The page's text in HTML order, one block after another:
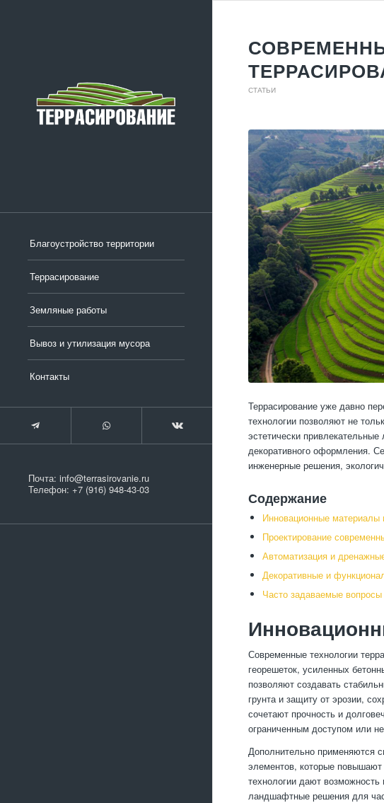
Благоустройство территории
Террасирование
Земляные работы
Вывоз и утилизация мусора
Контакты
Почта: info@terrasirovanie.ru
Телефон: +7 (916) 948-43-03
СТАТЬИ
Террасирование уже давно
технологии позволяют не
эстетически
декоративного оформления.
инженерные решения,
Содержание
Инновационные материалы
Проектирование
Автоматизация и
Декоративные и
Часто задаваемые вопросы
Современные технологии
георешеток, усиленных
позволяют создавать
грунта и защиту от эрозии,
сочетают прочность и
ограниченным доступом или
Дополнительно применяются
элементов, которые повышают
технологии дают
ландшафтные решения для